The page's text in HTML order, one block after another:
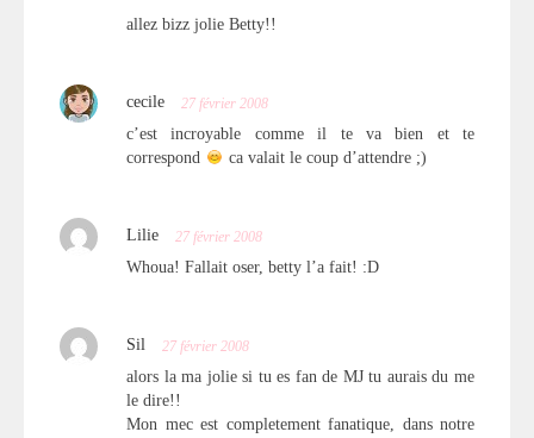
allez bizz jolie Betty!!
cecile 27 février 2008
c’est incroyable comme il te va bien et te
correspond
ca valait le coup d’attendre ;)
Lilie 27 février 2008
Whoua! Fallait oser, betty l’a fait! :D
Sil 27 février 2008
alors la ma jolie si tu es fan de MJ tu aurais du me
le dire!!
Mon mec est completement fanatique, dans notre